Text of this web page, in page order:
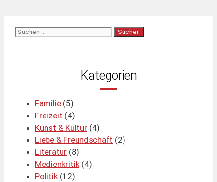
Suchen
Kategorien
Familie (5)
Freizeit (4)
Kunst & Kultur (4)
Liebe & Freundschaft (2)
Literatur (8)
Medienkritik(4)
Politik(12)